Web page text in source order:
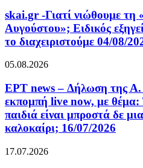
skai.gr -Γιατί νιώθουμε τη
Αυγούστου»; Ειδικός
το διαχειριστούμε 04/08/
05.08.2026
ΕΡΤ news – Δήλωση της
εκπομπή live now, με θέμα:
παιδιά είναι μπροστά δε
καλοκαίρι; 16/07/2026
17.07.2026